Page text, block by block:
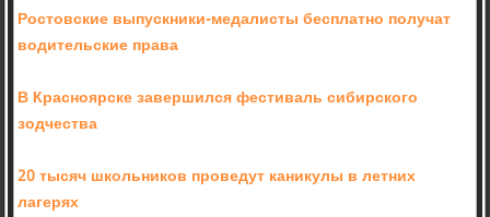
Ростовские выпускники-медалисты бесплатно получат
водительские права
В Красноярске завершился фестиваль сибирского
зодчества
20 тысяч школьников проведут каникулы в летних
лагерях